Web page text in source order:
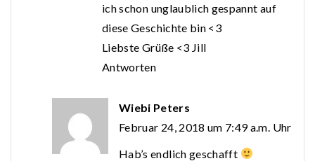
ich schon unglaublich gespannt auf
diese Geschichte bin <3
Liebste Grüße <3 Jill
Antworten
Wiebi Peters
Februar 24, 2018 um 7:49 a.m. Uhr
Hab’s endlich geschafft